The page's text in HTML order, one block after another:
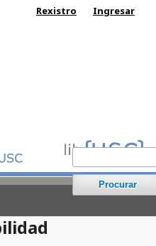
Procurar
Rexistro Ingresar